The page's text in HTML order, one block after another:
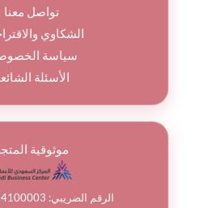
تواصل معنا
الشكاوي
سياسة
الأسئلة
موثوقية
الرقم الضريبي: 300112704100003